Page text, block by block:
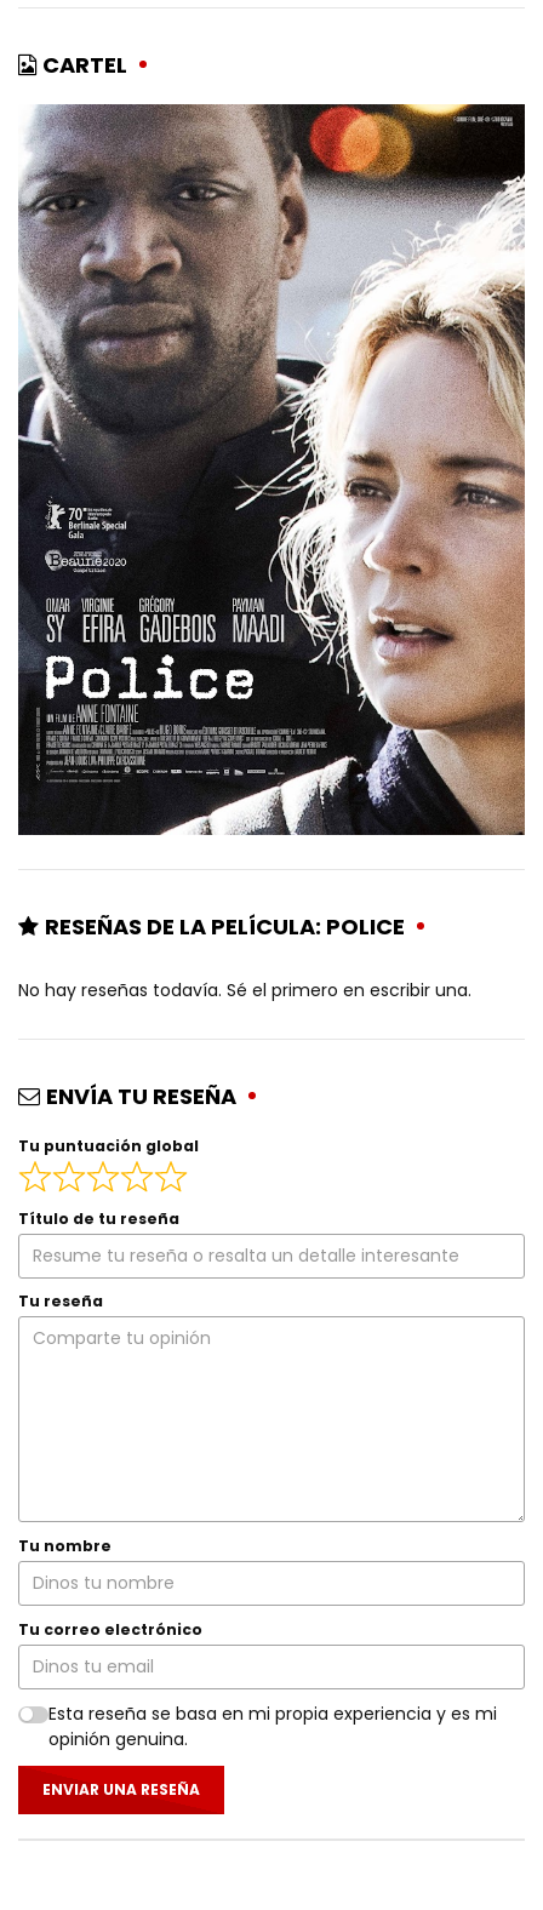
CARTEL
RESEÑAS DE LA PELÍCULA: POLICE
No hay reseñas todavía. Sé el primero en escribir una.
ENVÍA TU RESEÑA
Tu puntuación global
Título de tu reseña
Tu reseña
Tu nombre
Tu correo electrónico
Esta reseña se basa en mi propia experiencia y es mi
opinión genuina.
ENVIAR UNA RESEÑA